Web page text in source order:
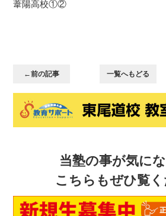
葦陽高校①②
←前の記事 一覧へもどる
当塾の事が気に
こちらもぜひ覧く